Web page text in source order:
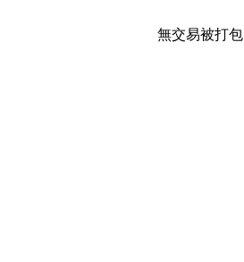
無交易被打包